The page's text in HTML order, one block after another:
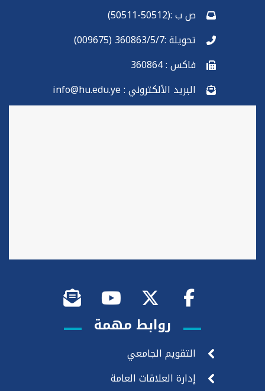
ص ب :(50512-50511)
تحويلة :360863/5/7 (009675)
فاكس : 360864
البريد الألكتروني : info@hu.edu.ye
روابط مهمة
التقويم الجامعي
إدارة العلاقات العامة